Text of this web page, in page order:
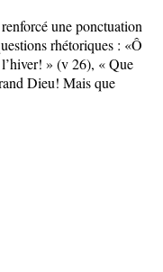
une ponctuation
rhétoriques : «Ô
» (v 26), « Que
Dieu! Mais que